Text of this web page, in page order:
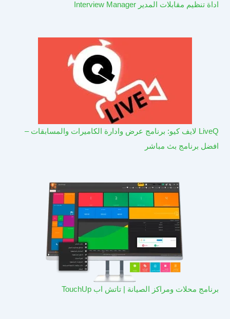
اداة تنظيم مقابلات المدير Interview Manager
LiveQ لايف كيو: برنامج عرض وادارة الكاميرات والمسابقات –
افضل برنامج بث مباشر
برنامج محلات ومراكز الصيانة | تاتش اب TouchUp